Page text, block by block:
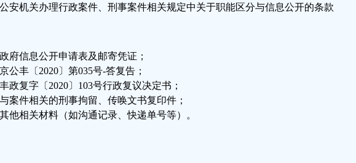
公安机关办理行政案件、刑事案件相关规定中关于职能区分与信息公开的条款
政府信息公开申请表及邮寄凭证；
京公丰〔2020〕第035号-答复告；
丰政复字〔2020〕103号行政复议决定书；
与案件相关的刑事拘留、传唤文书复印件；
其他相关材料（如沟通记录、快递单号等）。